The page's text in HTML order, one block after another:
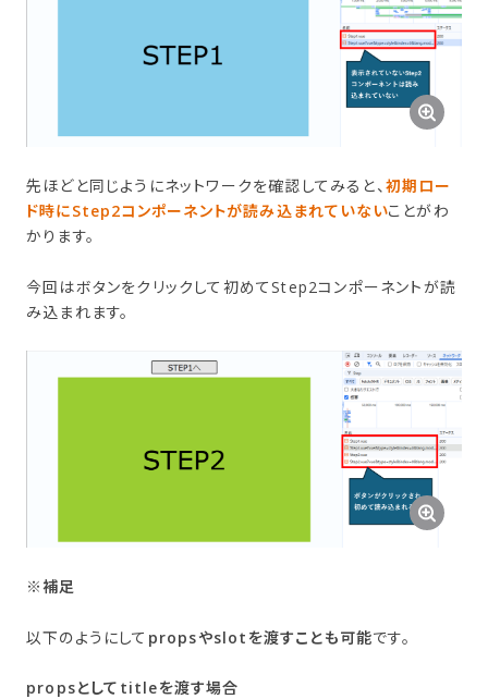
先ほどと同じようにネットワークを確認してみると、 初期ロー
ド時にStep2コンポーネントが読み込まれていないことがわ
かります。
今回はボタンをクリックして初めてStep2コンポーネントが読
み込まれます。
※補足
以下のようにして propsやslotを渡すことも可能です。
propsと​して​titleを​渡す場合